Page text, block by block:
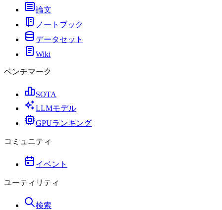
論文
ノートブック
データセット
Wiki
ベンチマーク
SOTA
LLMモデル
GPUランキング
コミュニティ
イベント
ユーティリティ
検索